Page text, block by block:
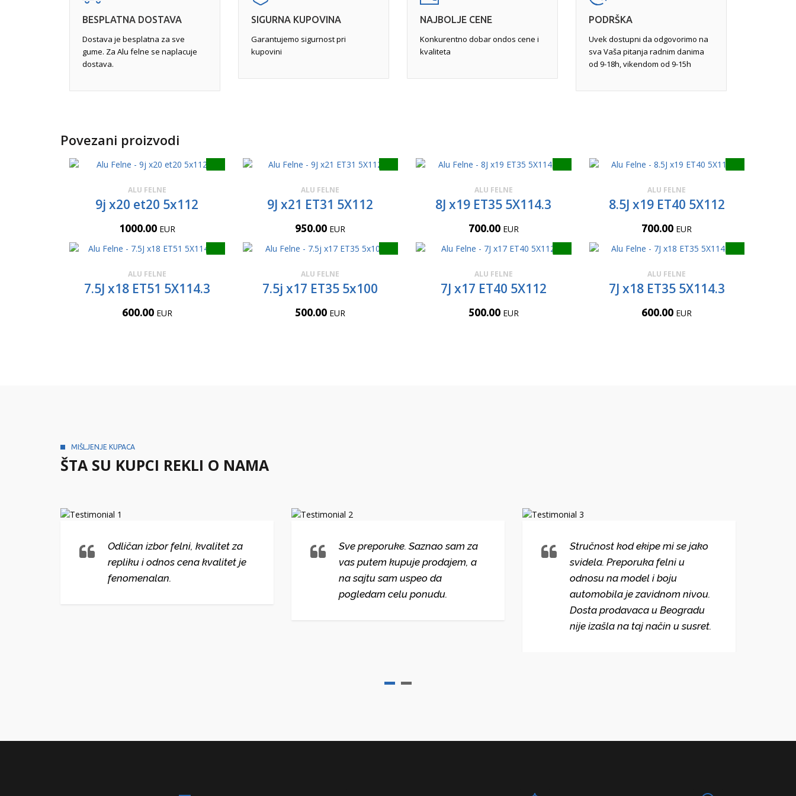
BESPLATNA DOSTAVA
Dostava je besplatna za sve
gume. Za Alu felne se naplacuje
dostava.
SIGURNA KUPOVINA
Garantujemo sigurnost pri
kupovini
NAJBOLJE CENE
Konkurentno dobar ondos cene i
kvaliteta
PODRŠKA
Uvek dostupni da odgovorimo na
sva Vaša pitanja radnim danima
od 9-18h, vikendom od 9-15h
Povezani proizvodi
ALU FELNE
9j x20 et20 5x112
1000.00 EUR
ALU FELNE
9J x21 ET31 5X112
950.00 EUR
ALU FELNE
8J x19 ET35 5X114.3
700.00 EUR
ALU FELNE
8.5J x19 ET40 5X112
700.00 EUR
ALU FELNE
7.5J x18 ET51 5X114.3
600.00 EUR
ALU FELNE
7.5j x17 ET35 5x100
500.00 EUR
ALU FELNE
7J x17 ET40 5X112
500.00 EUR
ALU FELNE
7J x18 ET35 5X114.3
600.00 EUR
MIŠLJENJE KUPACA
ŠTA SU KUPCI REKLI O NAMA
Odličan izbor felni, kvalitet za
repliku i odnos cena kvalitet je
fenomenalan.
Sve preporuke. Saznao sam za
vas putem kupuje prodajem, a
na sajtu sam uspeo da
pogledam celu ponudu.
Stručnost kod ekipe mi se jako
svidela. Preporuka felni u
odnosu na model i boju
automobila je zavidnom nivou.
Dosta prodavaca u Beogradu
nije izašla na taj način u susret.